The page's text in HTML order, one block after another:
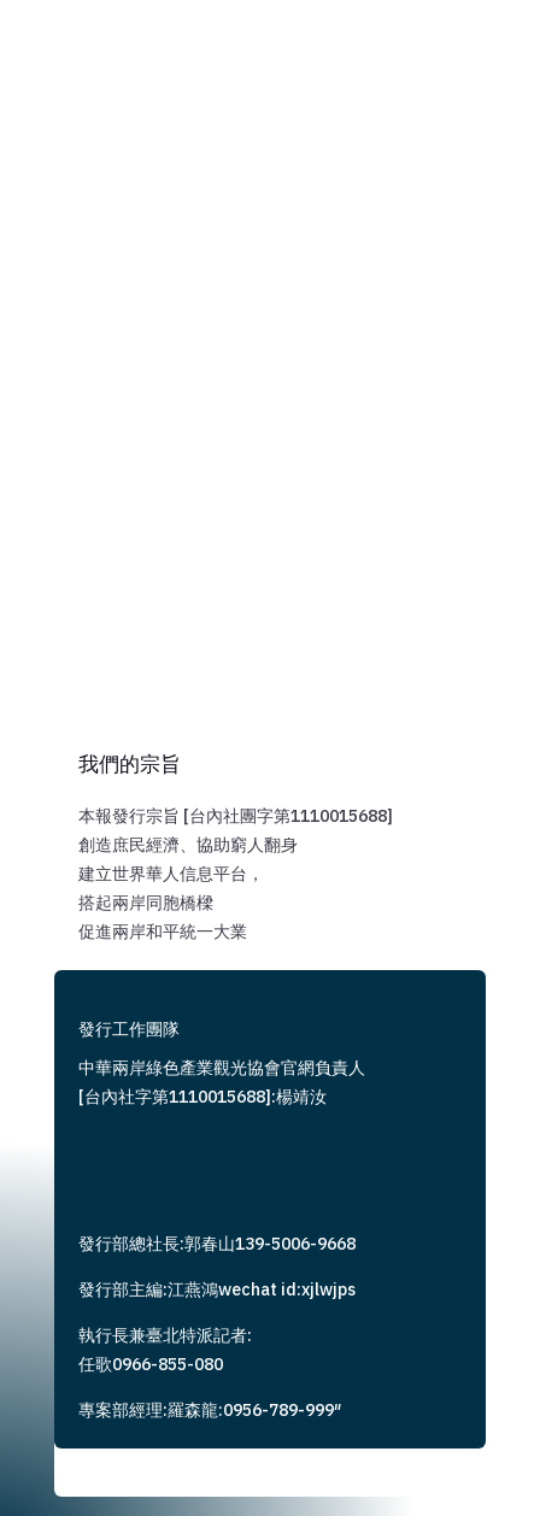
我們的宗旨
本報發行宗旨 [台內社團字第1110015688]
創造庶民經濟、協助窮人翻身
建立世界華人信息平台，
搭起兩岸同胞橋樑
促進兩岸和平統一大業
發行工作團隊
中華兩岸綠色產業觀光協會官網負責人
[台內社字第1110015688]:楊靖汝
發行部總社長:郭春山139-5006-9668
發行部主編:江燕鴻wechat id:xjlwjps
執行長兼臺北特派記者:
任歌0966-855-080
專案部經理:羅森龍:0956-789-999″